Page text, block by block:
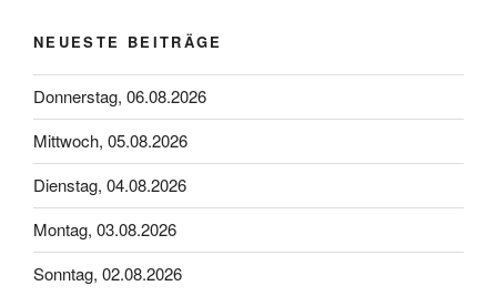
NEUESTE BEITRÄGE
Donnerstag, 06.08.2026
Mittwoch, 05.08.2026
Dienstag, 04.08.2026
Montag, 03.08.2026
Sonntag, 02.08.2026